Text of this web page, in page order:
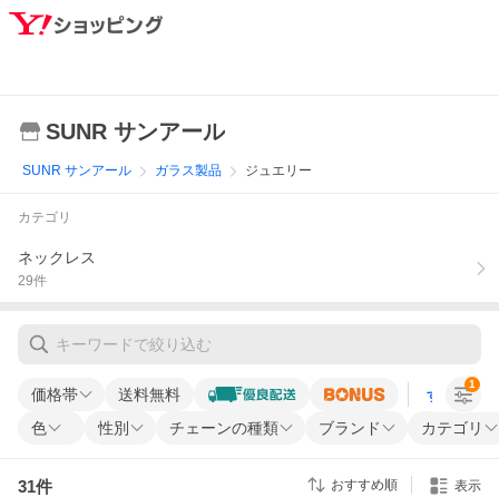
SUNR サンアール
SUNR サンアール ガラス製品 ジュエリー
カテゴリ
ネックレス
29件
価格帯 送料無料 すべての条
色 性別 チェーンの種類 ブランド カテゴリ
1
31件 おすすめ順 表示